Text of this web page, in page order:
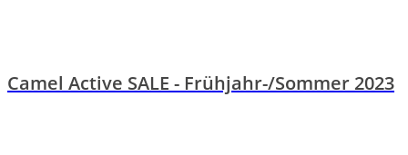
Camel Active SALE - Frühjahr-/Sommer 2023